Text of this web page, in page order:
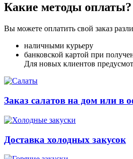
Какие методы оплаты?
Вы можете оплатить свой заказ
наличными курьеру
банковской картой при
Для новых клиентов
Заказ салатов на дом или в
Доставка холодных закусок